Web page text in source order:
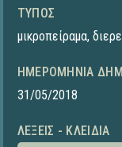
ΤΎΠΟΣ
μικροπείραμα,
ΗΜΕΡΟΜΗΝΊΑ
31/05/2018
ΛΈΞΕΙΣ - ΚΛΕΙΔΙΆ